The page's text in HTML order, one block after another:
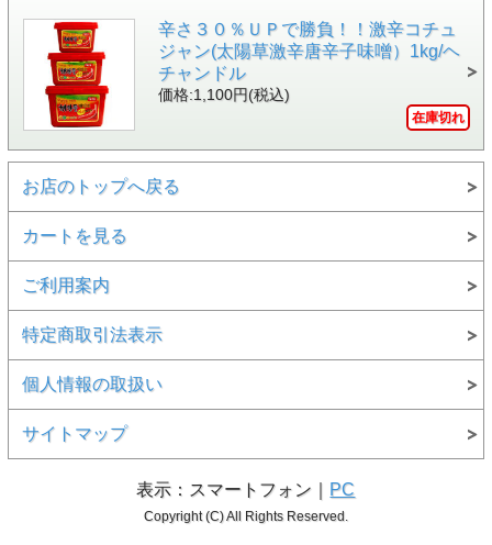
辛さ３０％ＵＰで勝負！！激辛コチュ
ジャン(太陽草激辛唐辛子味噌）1kg/ヘ
チャンドル
価格:1,100円(税込)
在庫切れ
お店のトップへ戻る
カートを見る
ご利用案内
特定商取引法表示
個人情報の取扱い
サイトマップ
表示：スマートフォン｜ PC
Copyright (C) All Rights Reserved.